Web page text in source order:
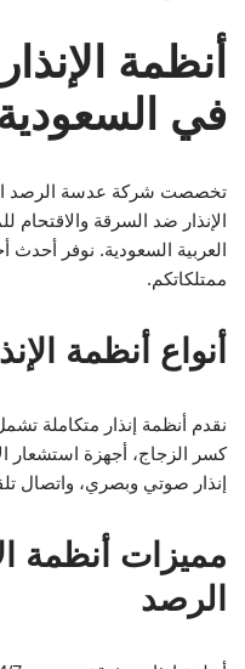
أنظمة
في
تخصصت شركة عدسة الرصد
الإنذار ضد السرقة والاقتحام
العربية السعودية. نوفر أحدث
ممتلكاتكم.
أنواع أنظمة
كسر الزجاج، أجهزة استشعار
إنذار صوتي وبصري، واتصال
مميزات أنظمة
الرصد